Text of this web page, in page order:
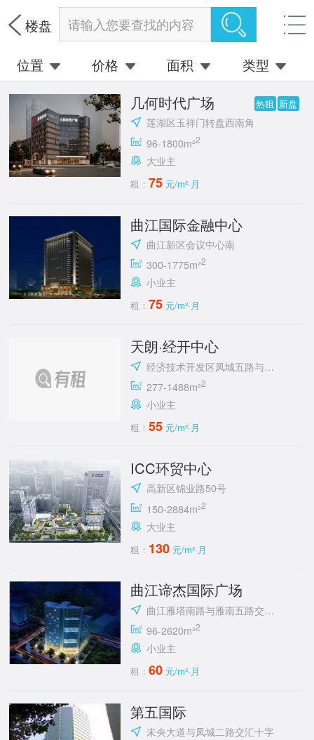
楼盘 请输入您要查找的内容
位置 价格 面积 类型
几何时代广场 热租 新盘
莲湖区玉祥门转盘西南角
96-1800m²2
大业主
租：75 元/m²·月
曲江国际金融中心
曲江新区会议中心南
300-1775m²2
小业主
租：75 元/m²·月
天朗·经开中心
经济技术开发区凤城五路与明光路十字东北角
277-1488m²2
小业主
租：55 元/m²·月
ICC环贸中心
高新区锦业路50号
150-2884m²2
大业主
租： 130 元/m²·月
曲江谛杰国际广场
曲江雁塔南路与雁南五路交汇处向西100米路南
96-2620m²2
小业主
租：60 元/m²·月
第五国际
未央大道与凤城二路交汇十字